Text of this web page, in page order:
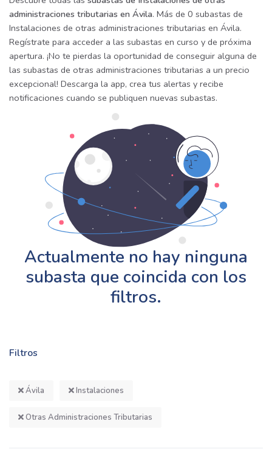
Filtros
Ávila Instalaciones
Otras Administraciones Tributarias
administraciones tributarias en Ávila. Más de 0 subastas de
Instalaciones de otras administraciones tributarias en Ávila.
Regístrate para acceder a las subastas en curso y de próxima
apertura. ¡No te pierdas la oportunidad de conseguir alguna de
las subastas de otras administraciones tributarias a un precio
excepcional! Descarga la app, crea tus alertas y recibe
notificaciones cuando se publiquen nuevas subastas.
Actualmente no hay ninguna
subasta que coincida con los
filtros.